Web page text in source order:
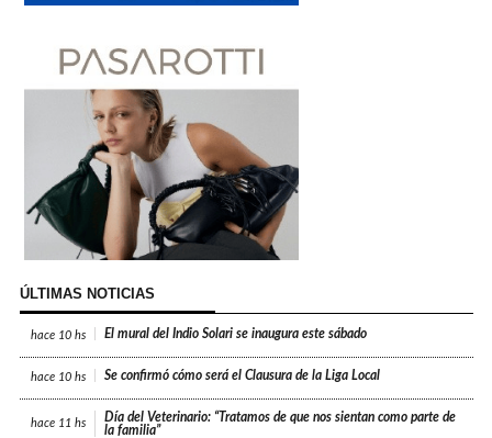
ÚLTIMAS NOTICIAS
hace 10 hs El mural del Indio Solari se inaugura este sábado
hace 10 hs Se confirmó cómo será el Clausura de la Liga Local
hace 11 hs
Día del Veterinario: “Tratamos de que nos sientan como parte de
la familia”